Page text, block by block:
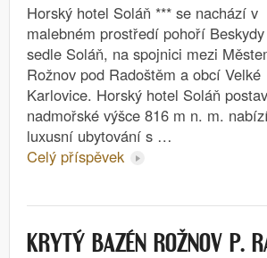
Horský hotel Soláň *** se nachází v
malebném prostředí pohoří
sedle Soláň, na spojnici mezi
Rožnov pod Radoštěm a obcí Velké
Karlovice. Horský hotel Soláň
nadmořské výšce 816 m n. m.
luxusní ubytování s …
Celý příspěvek
KRYTÝ BAZÉN ROŽNOV P.